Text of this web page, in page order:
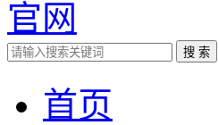
首页